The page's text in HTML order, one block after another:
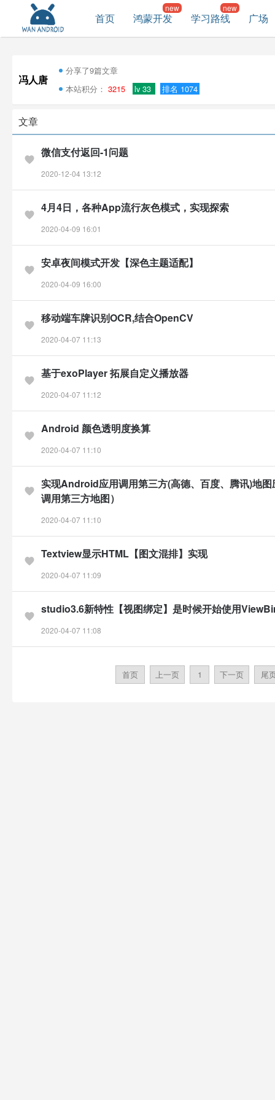
首页 鸿蒙开发 学习路线 广场
冯人唐
分享了9篇文章
本站积分： 3215 lv 33 排名 1074
文章
微信支付返回-1问题
2020-12-04 13:12
4月4日，各种App流行灰色模式，实现探索
2020-04-09 16:01
安卓夜间模式开发【深色主题适配】
2020-04-09 16:00
移动端车牌识别OCR,结合OpenCV
2020-04-07 11:13
基于exoPlayer 拓展自定义播放器
2020-04-07 11:12
Android 颜色透明度换算
2020-04-07 11:10
实现Android应用调用第三方(高德、百度、腾讯)地图
调用第三方地图）
2020-04-07 11:10
Textview显示HTML【图文混排】实现
2020-04-07 11:09
studio3.6新特性【视图绑定】是时候开始使用
2020-04-07 11:08
首页 上一页 1 下一页 尾